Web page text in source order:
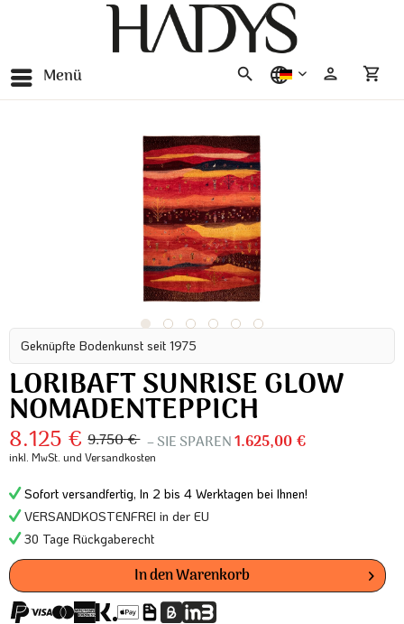
Menü deutsch
Geknüpfte Bodenkunst seit 1975
LORIBAFT SUNRISE GLOW
NOMADENTEPPICH
8.125 € 9.750 € – SIE SPAREN1.625,00 €
inkl. MwSt. und Versandkosten
Sofort versandfertig, In 2 bis 4 Werktagen bei Ihnen!
VERSANDKOSTENFREI in der EU
30 Tage Rückgaberecht
In denWarenkorb